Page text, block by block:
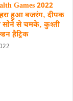
Games 2022
हुआ बजरंग‚ दीपक
सोने से चमके‚ कुश्ती
हैट्रिक